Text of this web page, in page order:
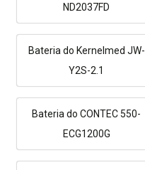
ND2037FD
Bateria do Kernelmed JW-
Y2S-2.1
Bateria do CONTEC 550-
ECG1200G